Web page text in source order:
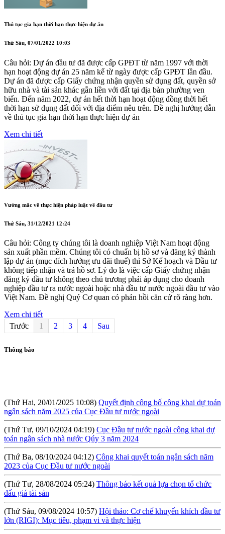
Thủ tục gia hạn thời hạn thực hiện dự án
Thứ Sáu, 07/01/2022 10:03
Câu hỏi: Dự án đầu tư đã được cấp GPĐT từ năm 1997 với thời
hạn hoạt động dự án 25 năm kể từ ngày được cấp GPĐT lần đầu.
Dự án đã được cấp Giấy chứng nhận quyền sử dụng đất, quyền sở
hữu nhà và tài sản khác gắn liền với đất tại địa bàn phường ven
biển. Đến năm 2022, dự án hết thời hạn hoạt động đồng thời hết
thời hạn sử dụng đất đối với địa điểm nêu trên. Đề nghị hướng dẫn
về thủ tục gia hạn thời hạn thực hiện dự án
Xem chi tiết
Vướng mắc về thực hiện pháp luật về đầu tư
Thứ Sáu, 31/12/2021 12:24
Câu hỏi: Công ty chúng tôi là doanh nghiệp Việt Nam hoạt động
sản xuất phần mềm. Chúng tôi có chuẩn bị hồ sơ và đăng ký thành
lập dự án (mục đích hưởng ưu đãi thuế) thì Sở Kế hoạch và Đầu tư
không tiếp nhận và trả hồ sơ. Lý do là việc cấp Giấy chứng nhận
đăng ký đầu tư không theo chủ trương phải áp dụng cho doanh
nghiệp đầu tư ra nước ngoài hoặc nhà đầu tư nước ngoài đầu tư vào
Việt Nam. Đề nghị Quý Cơ quan có phản hồi căn cứ rõ ràng hơn.
Xem chi tiết
Trước
1 2 3 4 Sau
Thông báo
ngân sách năm 2025 của Cục Đầu tư nước ngoài
(Thứ Tư, 09/10/2024 04:19)Cục Đầu tư nước ngoài công khai dự
toán ngân sách nhà nước Qúy 3 năm 2024
(Thứ Ba, 08/10/2024 04:12)Công khai quyết toán ngân sách năm
2023 của Cục Đầu tư nước ngoài
(Thứ Tư, 28/08/2024 05:24)Thông báo kết quả lựa chọn tổ chức
đấu giá tài sản
(Thứ Sáu, 09/08/2024 10:57)
lớn (RIGI): Mục tiêu, phạm vi và thực hiện
(Thứ Năm, 04/04/2024 10:17)Báo cáo tình hình công khai ngân